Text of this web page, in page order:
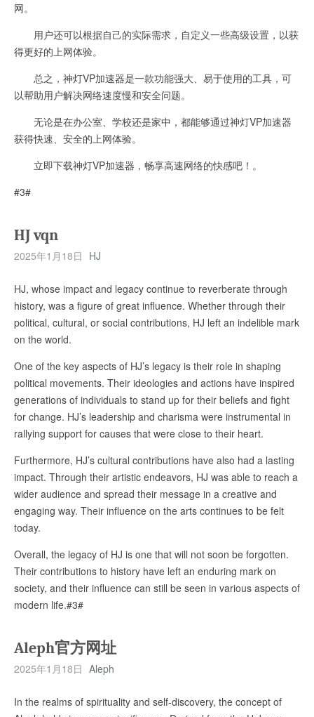
网。
用户还可以根据自己的实际需求，自定义一些高级设置，以获
得更好的上网体验。
总之，神灯VP加速器是一款功能强大、易于使用的工具，可
以帮助用户解决网络速度慢和安全问题。
无论是在办公室、学校还是家中，都能够通过神灯VP加速器
获得快速、安全的上网体验。
立即下载神灯VP加速器，畅享高速网络的快感吧！。
#3#
HJ vqn
2025年1月18日 HJ
HJ, whose impact and legacy continue to reverberate through
history, was a figure of great influence. Whether through their
political, cultural, or social contributions, HJ left an indelible mark
on the world.
One of the key aspects of HJ’s legacy is their role in shaping
political movements. Their ideologies and actions have inspired
generations of individuals to stand up for their beliefs and fight
for change. HJ’s leadership and charisma were instrumental in
rallying support for causes that were close to their heart.
Furthermore, HJ’s cultural contributions have also had a lasting
impact. Through their artistic endeavors, HJ was able to reach a
wider audience and spread their message in a creative and
engaging way. Their influence on the arts continues to be felt
today.
Overall, the legacy of HJ is one that will not soon be forgotten.
Their contributions to history have left an enduring mark on
society, and their influence can still be seen in various aspects of
modern life.#3#
Aleph官方网址
2025年1月18日 Aleph
In the realms of spirituality and self-discovery, the concept of